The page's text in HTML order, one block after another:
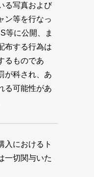
る写真および
ン等を行なっ
等に公開、ま
布する行為は
るものであ
が科され、あ
る可能性があ
入におけるト
一切関与いた